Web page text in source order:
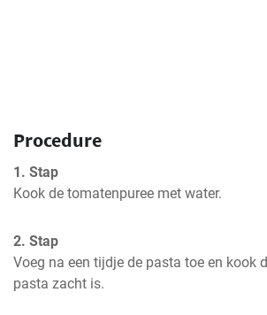
Procedure
1. Stap
Kook de tomatenpuree met water.
2. Stap
Voeg na een tijdje de pasta toe en kook
pasta zacht is.